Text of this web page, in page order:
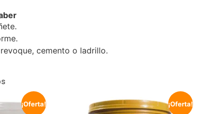
cemento o ladrillo.
¡Oferta! ¡Oferta!